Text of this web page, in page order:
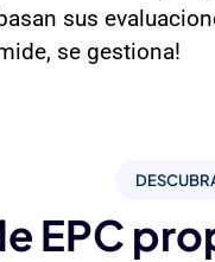
sus
se gestiona!
EPC